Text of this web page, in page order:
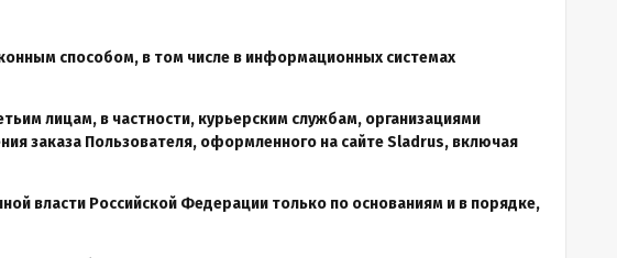
способом, в том числе в информационных системах
лицам, в частности, курьерским службам, организациями
заказа Пользователя, оформленного на сайте Sladrus, включая
власти Российской Федерации только по основаниям и в порядке,